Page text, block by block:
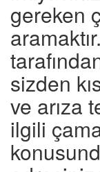
gereken
sizden
ve arıza
ilgili